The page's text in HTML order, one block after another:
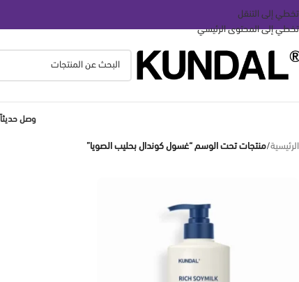
تخطي إلى التنقل
تخطي إلى المحتوى الرئيسي
وصل حديثاً
الرئيسية/منتجات تحت الوسم “غسول كوندال بحليب الصويا”